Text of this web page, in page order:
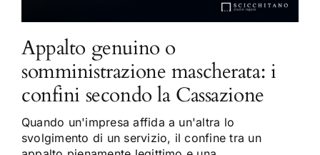
Appalto genuino o
somministrazione mascherata: i
confini secondo la Cassazione
Quando un'impresa affida a un'altra lo
svolgimento di un servizio, il confine tra un